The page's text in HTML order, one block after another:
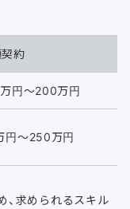
約
円〜200万円
円〜250万円
、求められるスキル